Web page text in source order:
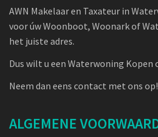
AWN Makelaar en Taxateur in
voor úw Woonboot, Woonark of
het juiste adres.
Dus wilt u een Waterwoning Kopen
Neem dan eens contact met ons op!
ALGEMENE